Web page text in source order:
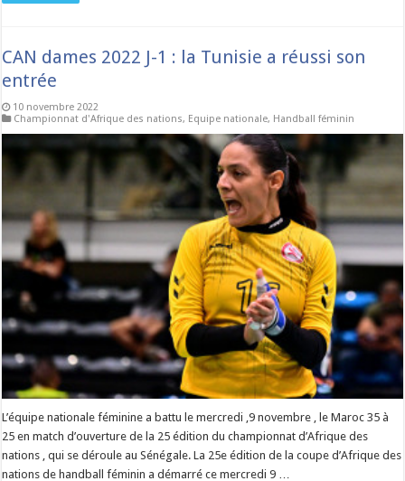
CAN dames 2022 J-1 : la Tunisie a réussi son
entrée
10 novembre 2022
Championnat d'Afrique des nations, Equipe nationale, Handball féminin
L’équipe nationale féminine a battu le mercredi ,9 novembre , le Maroc 35 à
25 en match d’ouverture de la 25 édition du championnat d’Afrique des
nations , qui se déroule au Sénégale. La 25e édition de la coupe d’Afrique des
nations de handball féminin a démarré ce mercredi 9 …